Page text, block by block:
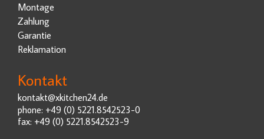
Montage
Zahlung
Garantie
Reklamation
Kontakt
kontakt@xkitchen24.de
phone: +49 (0) 5221.8542523-0
fax: +49 (0) 5221.8542523-9